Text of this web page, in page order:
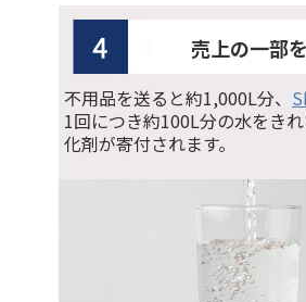
不用品を送ると約1,000L分、
1回につき約100L分の水をき
化剤が寄付されます。
売上の一部